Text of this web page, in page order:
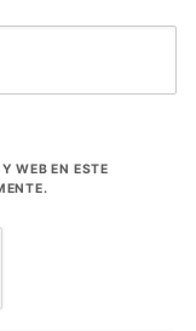
WEB EN ESTE